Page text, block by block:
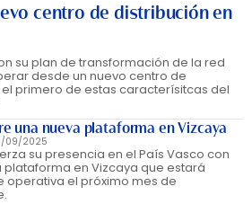
centro de distribución en
su plan de transformación de la red
desde un nuevo centro de
primero de estas caracterísitcas del
una nueva plataforma en Vizcaya
09/2025
su presencia en el País Vasco con
plataforma en Vizcaya que estará
operativa el próximo mes de